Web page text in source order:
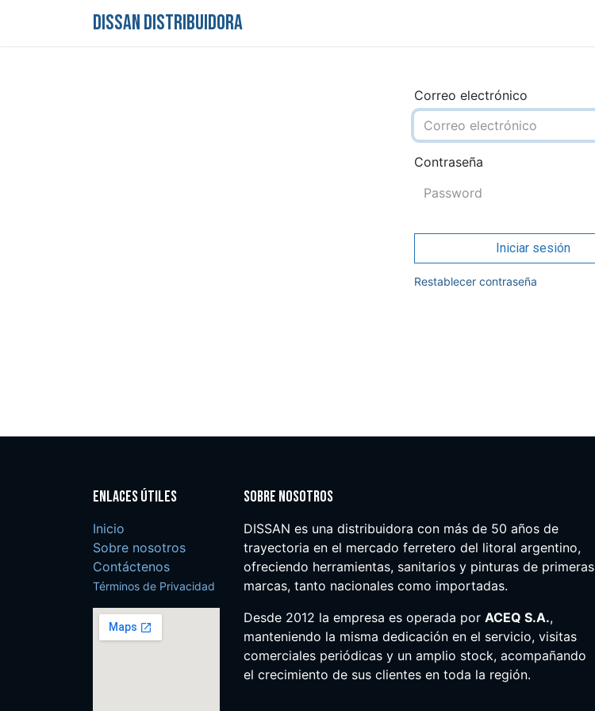
DISSAN DISTRIBUIDORA
Correo electrónico
Contraseña
Iniciar sesión
Restablecer contraseña
Enlaces útiles
Inicio
Sobre nosotros
Contáctenos
Términos de Privacidad
Sobre nosotros
DISSAN es una distribuidora con más de 50 años de
trayectoria en el mercado ferretero del litoral argentino,
ofreciendo herramientas, sanitarios y pinturas de primeras
marcas, tanto nacionales como importadas.
Desde 2012 la empresa es operada por ACEQ S.A.,
manteniendo la misma dedicación en el servicio, visitas
comerciales periódicas y un amplio stock, acompañando
el crecimiento de sus clientes en toda la región.